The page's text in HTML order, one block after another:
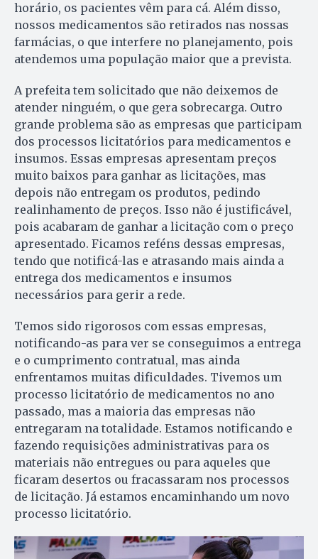
horário, os pacientes vêm para cá. Além disso,
nossos medicamentos são retirados nas nossas
farmácias, o que interfere no planejamento, pois
atendemos uma população maior que a prevista.
A prefeita tem solicitado que não deixemos de
atender ninguém, o que gera sobrecarga. Outro
grande problema são as empresas que participam
dos processos licitatórios para medicamentos e
insumos. Essas empresas apresentam preços
muito baixos para ganhar as licitações, mas
depois não entregam os produtos, pedindo
realinhamento de preços. Isso não é justificável,
pois acabaram de ganhar a licitação com o preço
apresentado. Ficamos reféns dessas empresas,
tendo que notificá-las e atrasando mais ainda a
entrega dos medicamentos e insumos
necessários para gerir a rede.
Temos sido rigorosos com essas empresas,
notificando-as para ver se conseguimos a entrega
e o cumprimento contratual, mas ainda
enfrentamos muitas dificuldades. Tivemos um
processo licitatório de medicamentos no ano
passado, mas a maioria das empresas não
entregaram na totalidade. Estamos notificando e
fazendo requisições administrativas para os
materiais não entregues ou para aqueles que
ficaram desertos ou fracassaram nos processos
de licitação. Já estamos encaminhando um novo
processo licitatório.